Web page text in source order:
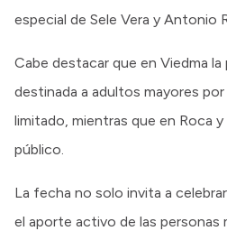
especial de Sele Vera y Antonio
Cabe destacar que en Viedma
destinada a adultos mayores
limitado, mientras que en Roca
público.
La fecha no solo invita a
el aporte activo de las personas